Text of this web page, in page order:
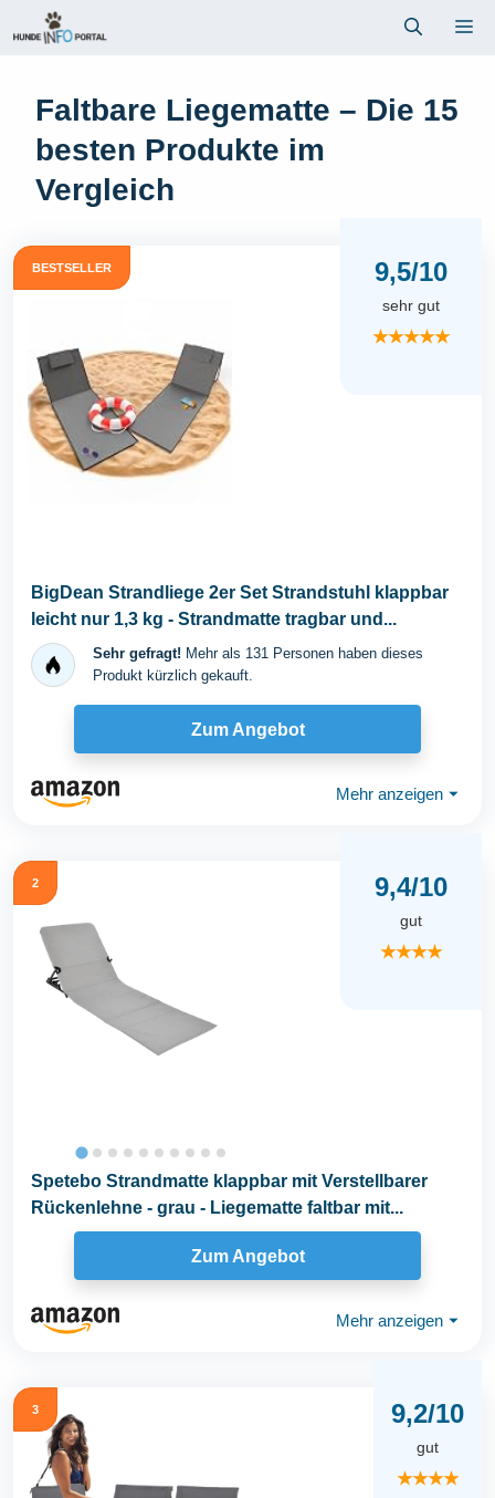
Inhalt
Faltbare Liegematte – Die 15
besten Produkte im
Vergleich
BESTSELLER 9,5/10
sehr gut
★★★★★
BigDean Strandliege 2er Set Strandstuhl klappbar
leicht nur 1,3 kg - Strandmatte tragbar und...
Sehr gefragt! Mehr als 131 Personen haben dieses
Produkt kürzlich gekauft.
Zum Angebot
Mehr anzeigen ⏷
2 9,4/10
gut
★★★★
Spetebo Strandmatte klappbar mit Verstellbarer
Rückenlehne - grau - Liegematte faltbar mit...
Zum Angebot
Mehr anzeigen ⏷
3 9,2/10
gut
★★★★